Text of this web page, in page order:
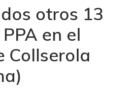
otros 13
en el
Collserola